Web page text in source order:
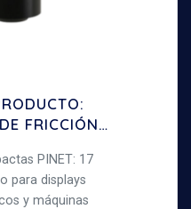
FRICCIÓN
PINET: 17
para displays
y máquinas